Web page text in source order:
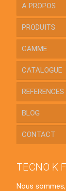
A PROPOS
PRODUITS
GAMME
CATALOGUE
REFERENCES
BLOG
CONTACT
TECNO K
Nous